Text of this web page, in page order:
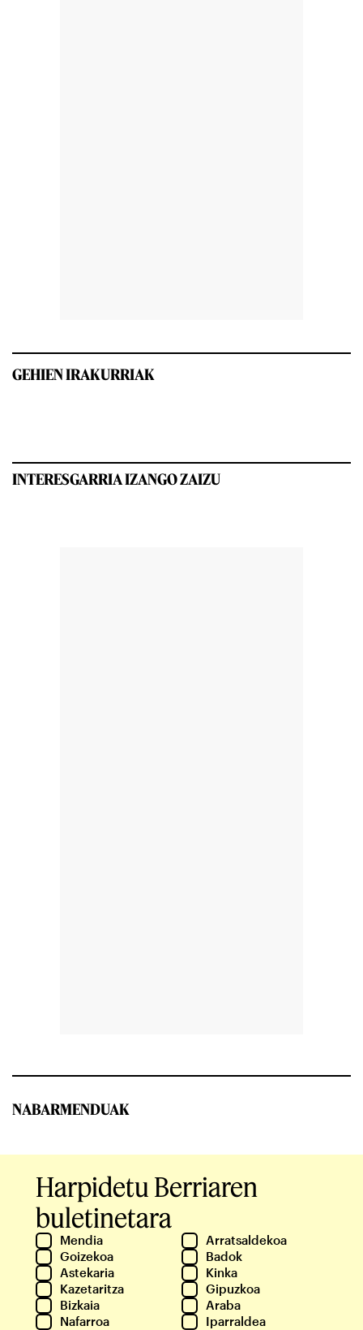
GEHIEN IRAKURRIAK
INTERESGARRIA IZANGO ZAIZU
NABARMENDUAK
Harpidetu Berriaren
buletinetara
Mendia
Arratsaldekoa
Goizekoa
Badok
Astekaria
Kinka
Kazetaritza
Gipuzkoa
Bizkaia
Araba
Nafarroa
Iparraldea